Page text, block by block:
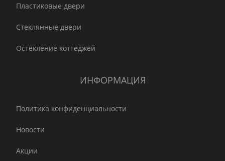
Пластиковые двери
Стеклянные двери
Остекление коттеджей
ИНФОРМАЦИЯ
Политика конфиденциальности
Новости
Акции